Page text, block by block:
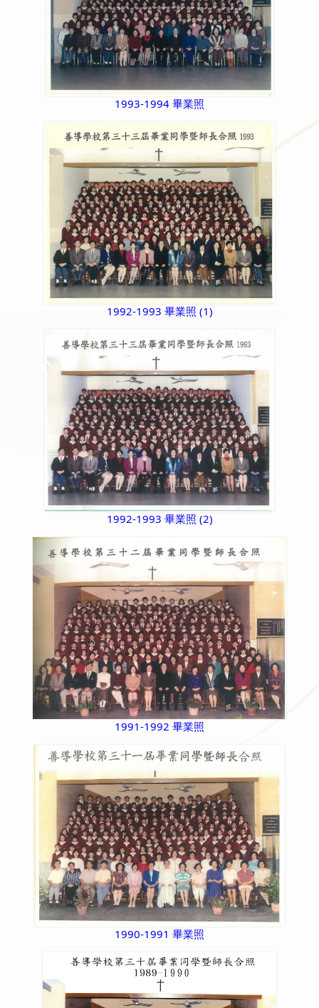
1993-1994 畢業照
1992-1993 畢業照 (1)
1992-1993 畢業照 (2)
1991-1992 畢業照
1990-1991 畢業照